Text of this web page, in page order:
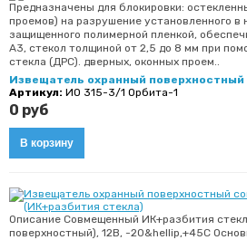
Предназначены для блокировки:
проемов) на разрушение установленного в
защищенного полимерной пленкой,
А3, стекол толщиной от 2,5 до 8 мм при
стекла (ДРС). дверных, оконных проем..
Извещатель охранный
Артикул: ИО 315-3/1 Орбита-1
0 руб
Описание Совмещенный ИК+разбития
поверхностный), 12В, -20&hellip,+45С